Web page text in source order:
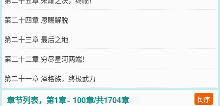
第二十四章 恩赐解脱
第二十三章 最后之地
第二十二章 穷尽星河两端！
第二十一章 泽格族，终极武力
章节列表，第1章~ 100章/共1704章 倒序